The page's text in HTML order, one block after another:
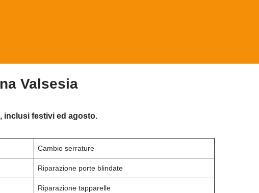
Valsesia
inclusi festivi ed agosto.
Cambio serrature
Riparazione porte blindate
Riparazione tapparelle